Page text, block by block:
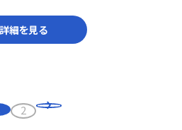
詳細を見る
2